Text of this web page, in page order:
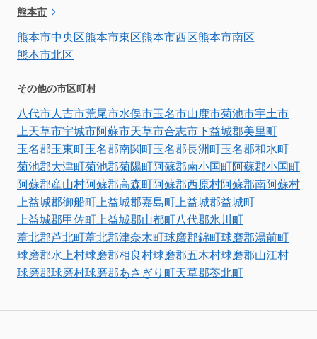
熊本市
熊本市中央区熊本市東区熊本市西区熊本市南区
熊本市北区
その他の市区町村
八代市人吉市荒尾市水俣市玉名市山鹿市菊池市宇土市
上天草市宇城市阿蘇市天草市合志市下益城郡美里町
玉名郡玉東町玉名郡南関町玉名郡長洲町玉名郡和水町
菊池郡大津町菊池郡菊陽町阿蘇郡南小国町阿蘇郡小国町
阿蘇郡産山村阿蘇郡高森町阿蘇郡西原村阿蘇郡南阿蘇村
上益城郡御船町 上益城郡嘉島町 上益城郡益城町
上益城郡甲佐町 上益城郡山都町八代郡氷川町
葦北郡芦北町葦北郡津奈木町球磨郡錦町球磨郡湯前町
球磨郡水上村球磨郡相良村球磨郡五木村球磨郡山江村
球磨郡球磨村球磨郡あさぎり町天草郡苓北町